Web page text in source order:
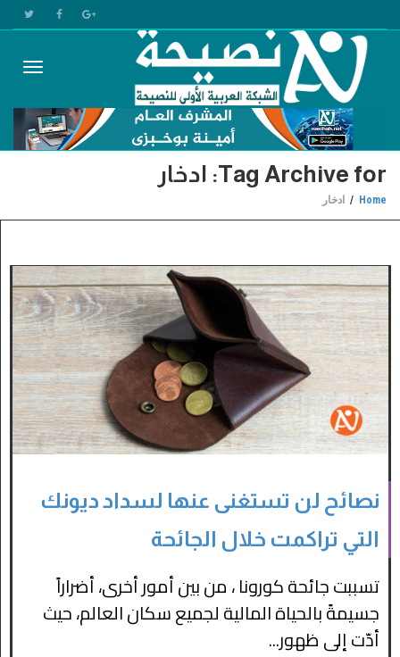
Tag Archive for: ادخار
Home ادخار
نصائح لن تستغنى عنها لسداد ديونك
التي تراكمت خلال الجائحة
تسببت جائحة كورونا ، من بين أمور أخرى، أضراراً
جسيمةً بالحياة المالية لجميع سكان العالم، حيث
أدّت إلى ظهور...